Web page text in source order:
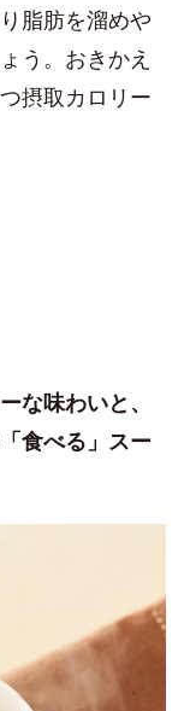
脂肪を溜めや
う。おきかえ
摂取カロリー
な味わいと、
食べる」スー